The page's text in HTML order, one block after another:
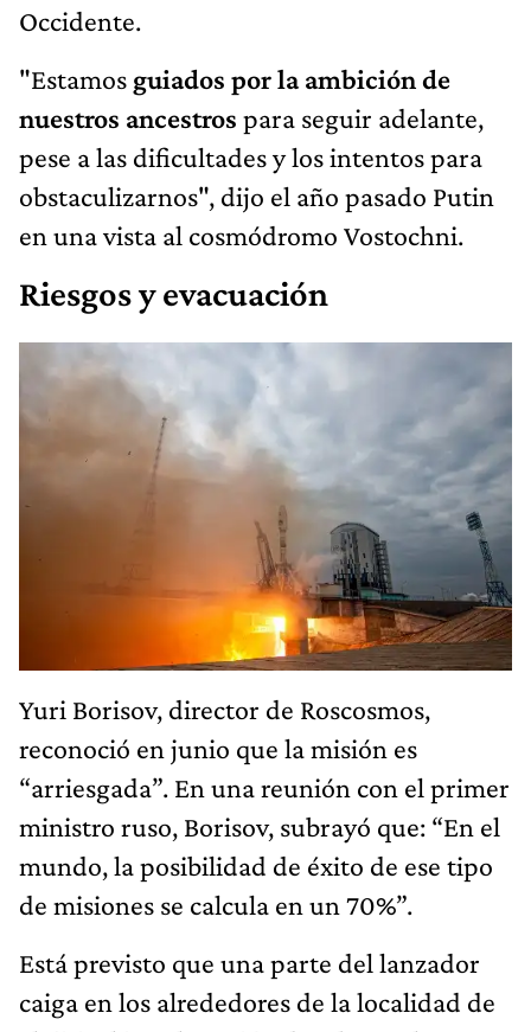
Occidente.
"Estamos guiados por la ambición de
nuestros ancestros para seguir adelante,
pese a las dificultades y los intentos para
obstaculizarnos", dijo el año pasado Putin
en una vista al cosmódromo Vostochni.
Riesgos y evacuación
Yuri Borisov, director de Roscosmos,
reconoció en junio que la misión es
“arriesgada”. En una reunión con el primer
ministro ruso, Borisov, subrayó que: “En el
mundo, la posibilidad de éxito de ese tipo
de misiones se calcula en un 70%”.
Está previsto que una parte del lanzador
caiga en los alrededores de la localidad de